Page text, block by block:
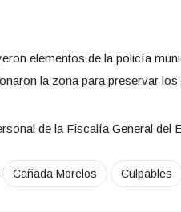
elementos de la policía
la zona para preservar los
de la Fiscalía General del
Cañada Morelos Culpables